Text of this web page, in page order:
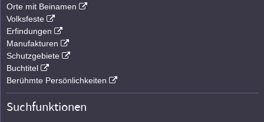
Orte mit Beinamen
Volksfeste
Erfindungen
Manufakturen
Schutzgebiete
Buchtitel
Berühmte Persönlichkeiten
Suchfunktionen